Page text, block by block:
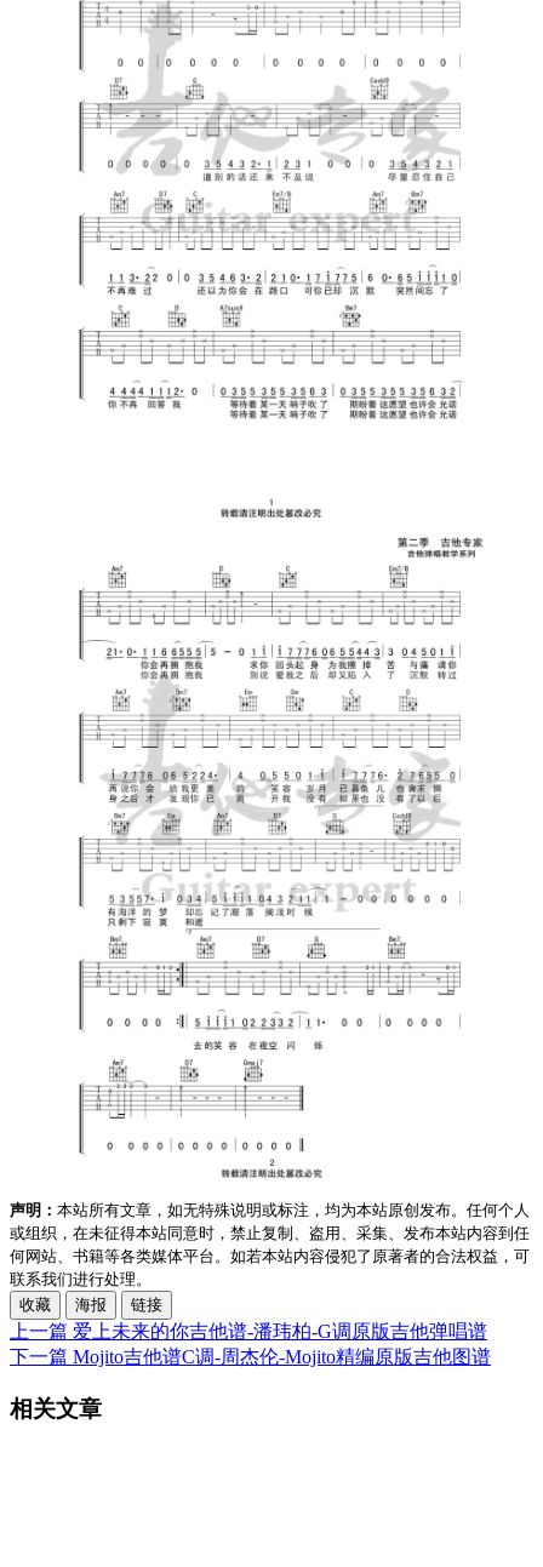
声明： 本站所有文章，如无特殊说明或标注，均为本站原创发布。任何个人
或组织，在未征得本站同意时，禁止复制、盗用、采集、发布本站内容到任
何网站、书籍等各类媒体平台。如若本站内容侵犯了原著者的合法权益，可
联系我们进行处理。
收藏
海报 链接
上一篇 爱上未来的你吉他谱-潘玮柏-G调原版吉他弹唱谱
下一篇 Mojito吉他谱C调-周杰伦-Mojito精编原版吉他图谱
相关文章